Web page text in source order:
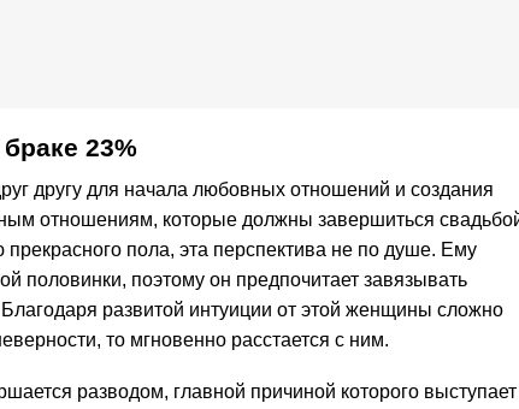
23%
другу для начала любовных отношений и создания
отношениям, которые должны завершиться
пола, эта перспектива не по душе. Ему
половинки, поэтому он предпочитает завязывать
развитой интуиции от этой женщины сложно
то мгновенно расстается с ним.
разводом, главной причиной которого выступает